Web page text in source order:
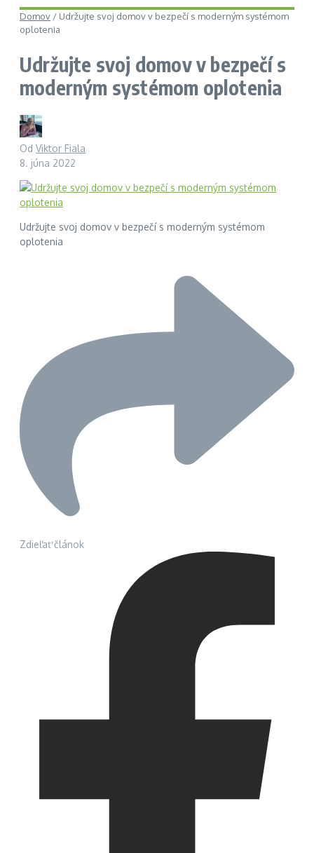
Domov / Udržujte svoj domov v bezpečí s moderným systémom
oplotenia
Udržujte svoj domov v bezpečí s
moderným systémom oplotenia
Od Viktor Fiala
8. júna 2022
Udržujte svoj domov v bezpečí s moderným systémom
oplotenia
Zdieľať článok